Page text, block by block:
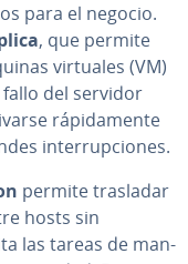
para el negocio.
, que permite
virtuales (VM)
del servidor
rá­pi­da­me­n­te
in­te­rru­p­cio­nes.
permite trasladar
hosts sin
las tareas de ma­n­